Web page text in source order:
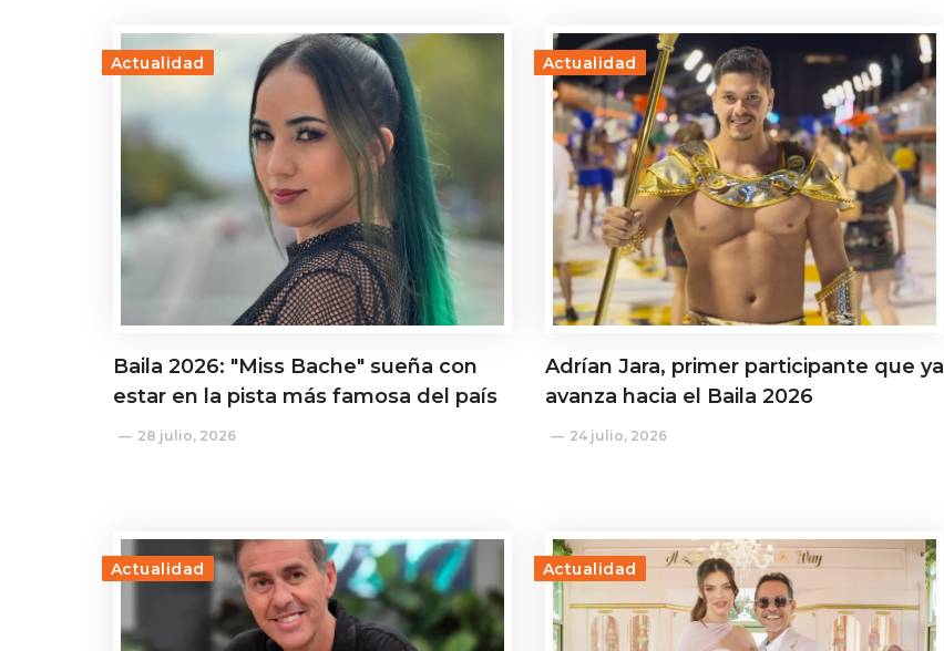
Actualidad
Baila 2026: "Miss Bache" sueña con
estar en la pista más famosa del país
28 julio, 2026
Actualidad
Adrían Jara, primer participante que ya
avanza hacia el Baila 2026
24 julio, 2026
Actualidad Actualidad